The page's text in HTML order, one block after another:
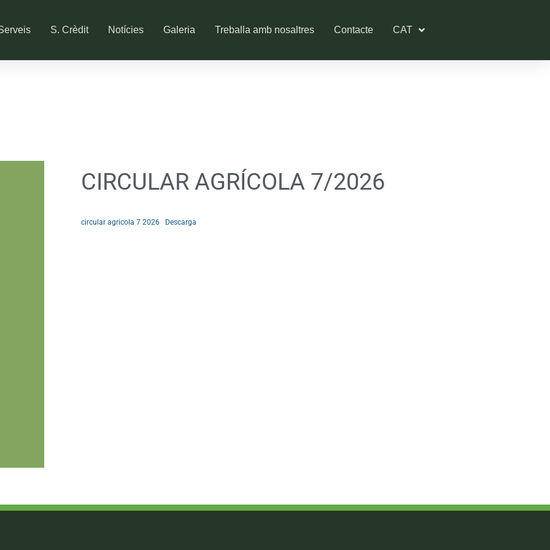
S. Crèdit Notícies Galeria Treballa amb nosaltres Contacte CAT
CIRCULAR AGRÍCOLA 7/2026
circular agricola 7 2026 Descarga